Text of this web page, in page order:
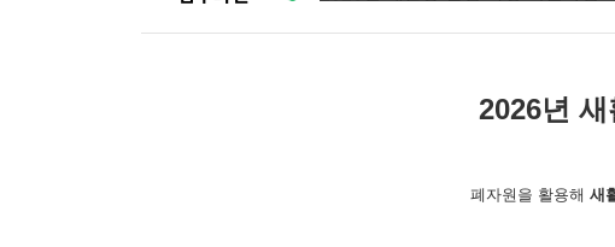
2026년
폐자원을 활용해 새